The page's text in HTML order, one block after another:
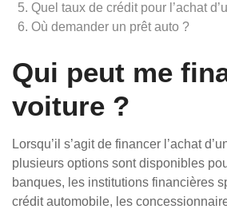
Quel taux de crédit pour l’achat
Où demander un prêt auto ?
Qui peut me
voiture ?
Lorsqu’il s’agit de financer l’achat
plusieurs options sont disponibles
banques, les institutions financières
crédit automobile, les